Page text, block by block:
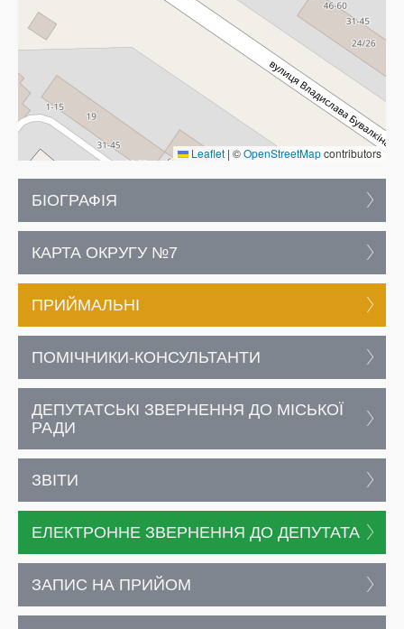
Leaflet | ©OpenStreetMapcontributors
БІОГРАФІЯ
КАРТА ОКРУГУ №7
ПРИЙМАЛЬНІ
ПОМІЧНИКИ-КОНСУЛЬТАНТИ
ДЕПУТАТСЬКІ ЗВЕРНЕННЯ ДО МІСЬКОЇ
РАДИ
ЗВІТИ
ЕЛЕКТРОННЕ ЗВЕРНЕННЯ ДО ДЕПУТАТА
ЗАПИС НА ПРИЙОМ